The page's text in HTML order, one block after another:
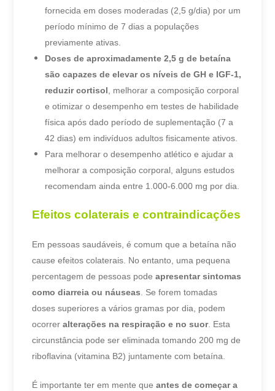
fornecida em doses moderadas (2,5 g/dia) por um
período mínimo de 7 dias a populações
previamente ativas.
Doses de aproximadamente 2,5 g de betaína
são capazes de elevar os níveis de GH e IGF-1,
reduzir cortisol , melhorar a composição corporal
e otimizar o desempenho em testes de habilidade
física após dado período de suplementação (7 a
42 dias) em indivíduos adultos fisicamente ativos.
Para melhorar o desempenho atlético e ajudar a
melhorar a composição corporal, alguns estudos
recomendam ainda entre 1.000-6.000 mg por dia.
Efeitos colaterais e contraindicações
Em pessoas saudáveis, é comum que a betaína não
cause efeitos colaterais. No entanto, uma pequena
percentagem de pessoas podeapresentar sintomas
como diarreia ou náuseas . Se forem tomadas
doses superiores a vários gramas por dia, podem
ocorreralterações na respiração e no suor. Esta
circunstância pode ser eliminada tomando 200 mg de
riboflavina (vitamina B2) juntamente com betaína.
É importante ter em mente queantes de começar a